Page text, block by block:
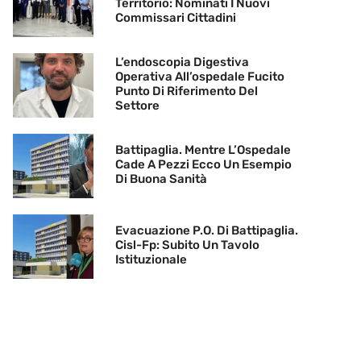
Territorio: Nominati I Nuovi
Commissari Cittadini
L’endoscopia Digestiva
Operativa All’ospedale Fucito
Punto Di Riferimento Del
Settore
Battipaglia. Mentre L’Ospedale
Cade A Pezzi Ecco Un Esempio
Di Buona Sanità
Evacuazione P.O. Di Battipaglia.
Cisl-Fp: Subito Un Tavolo
Istituzionale